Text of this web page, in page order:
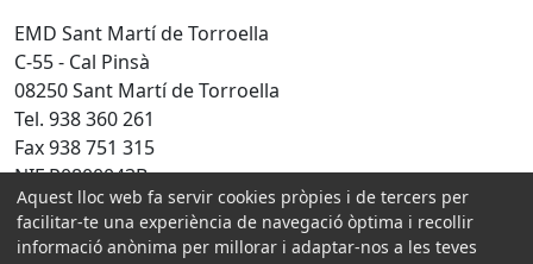
EMD Sant Martí de Torroella
C-55 - Cal Pinsà
08250 Sant Martí de Torroella
Tel. 938 360 261
Fax 938 751 315
NIF P0800043B
Amb la col·laboració de:
Aquest lloc web fa servir cookies pròpies i de tercers per
facilitar-te una experiència de navegació òptima i recollir
informació anònima per millorar i adaptar-nos a les teves